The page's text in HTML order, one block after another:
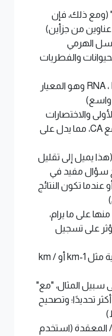
(ومع ذلك، فإن
من جزأين)
الهرمي
والفطريات
الاختصارات (باستثناء RNA ، DNA وهو المعيار
واسع)
والاختصارات
(على سبيل المثال ، "Ca" مع CA، مما يدل على
يميل إلى تقليل
سؤال مفيد في
عندما تكون النتائج
على ما يرام،
على تسجيل
الأسس أو الوحدات العددية مثل km-1 أو km /
سبيل المثال، "مع"
تحديدًا؛ وتصحيح
المعقدة (استخدم